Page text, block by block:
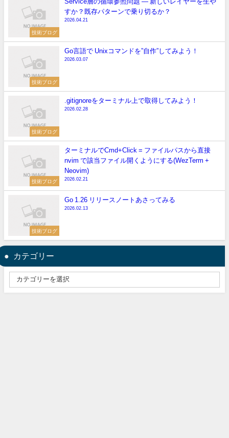
技術ブログ
すか？既存パターンで乗り切るか？
2026.04.21
技術ブログ
Go言語で Unixコマンドを”自作”してみよう！
2026.03.07
技術ブログ
.gitignoreをターミナル上で取得してみよう！
2026.02.28
技術ブログ
ターミナルでCmd+Click = ファイルパスから直接
nvim で該当ファイル開くようにする(WezTerm +
Neovim)
2026.02.21
技術ブログ
Go 1.26 リリースノートあさってみる
2026.02.13
カテゴリー